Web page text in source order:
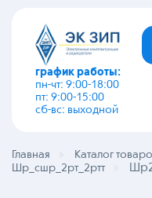
график работы:
пн-чт: 9:00-18:00
пт: 9:00-15:00
сб-вс: выходной
Главная Каталог
Шр_сшр_2рт_2ртт